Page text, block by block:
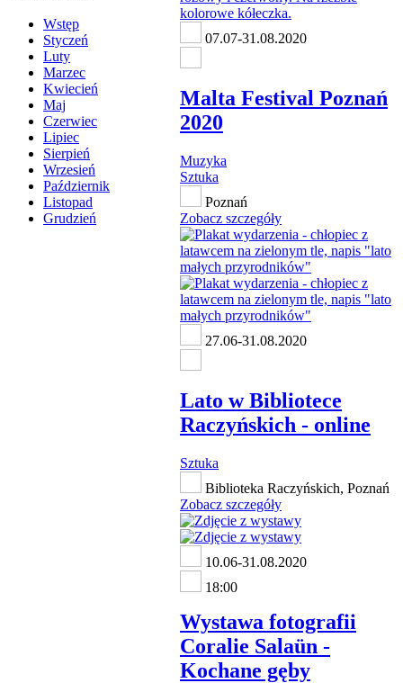
Wstęp
Styczeń
Luty
Marzec
Kwiecień
Maj
Czerwiec
Lipiec
Sierpień
Wrzesień
Październik
Listopad
Grudzień
07.07-31.08.2020
Malta Festival Poznań
2020
Muzyka
Sztuka
Poznań
Zobacz szczegóły
27.06-31.08.2020
Lato w Bibliotece
Raczyńskich - online
Sztuka
Biblioteka Raczyńskich, Poznań
Zobacz szczegóły
10.06-31.08.2020
18:00
Wystawa fotografii
Coralie Salaün -
Kochane gęby